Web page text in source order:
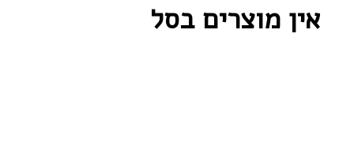
אין מוצרים בסל